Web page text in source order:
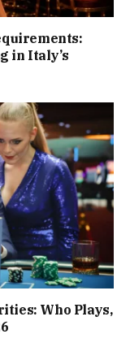
in Italy’s
Who Plays,